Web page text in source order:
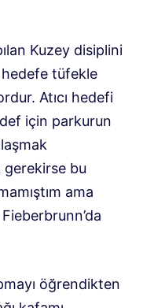
Kuzey disiplini
hedefe tüfekle
Atıcı hedefi
için parkurun
gerekirse bu
ama
öğrendikten